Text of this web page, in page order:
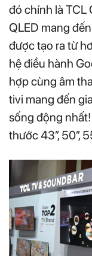
đó chính là TCL
QLED mang
được tạo ra từ
hệ điều hành
hợp cùng âm
tivi mang đến
sống động
thước 43”, 50”,